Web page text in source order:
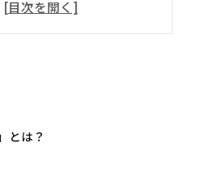
好みの塗料が選べる
：安井 紀夫
とは？